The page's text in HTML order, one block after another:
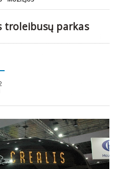
troleibusų parkas